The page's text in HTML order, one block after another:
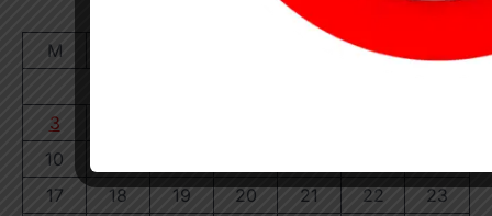
August 2026
M
S
3
10
17
18 19 20 21 22
23